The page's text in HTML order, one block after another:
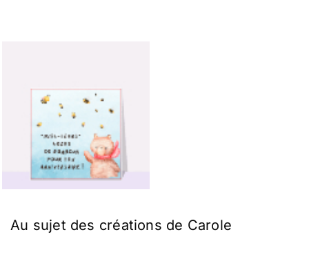
Au sujet des créations de Carole